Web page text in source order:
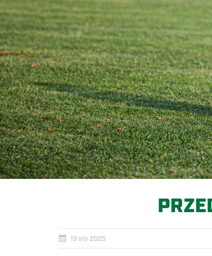
13 sty 2025